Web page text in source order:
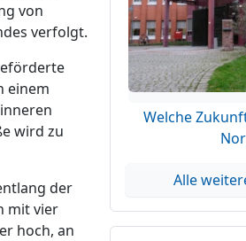
von
verfolgt.
einem
wird zu
der
mit vier
hoch, an
Welche
Alle